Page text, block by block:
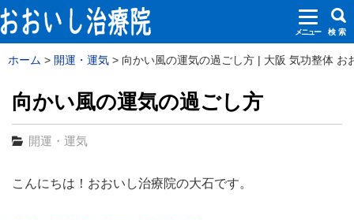
メニュー 検 索
ホーム 開運・運気 向かい風の運気の過ごし方 | 大阪 気功整体 お
向かい風の運気の過ごし方
開運・運気
こんにちは！おおいし治療院の大石です。